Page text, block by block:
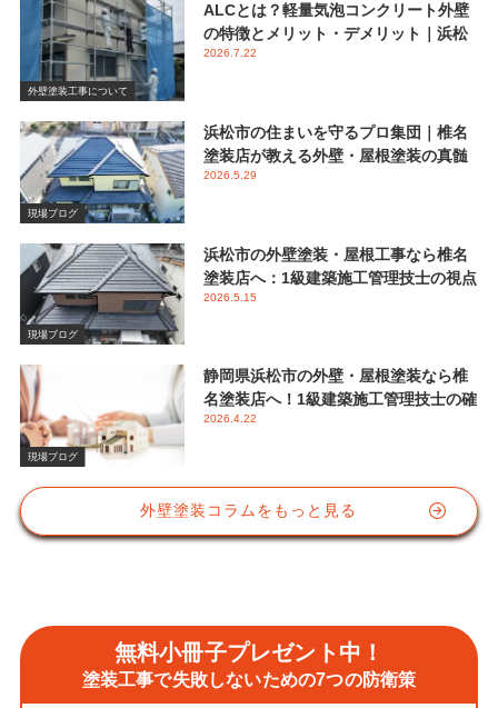
外壁塗装工事について
ALCとは？軽量気泡コンクリート外壁
の特徴とメリット・デメリット｜浜松
市 椎名塗装店
2026.7.22
現場ブログ
浜松市の住まいを守るプロ集団｜椎名
塗装店が教える外壁・屋根塗装の真髄
と失敗しない業者選び
2026.5.29
現場ブログ
浜松市の外壁塗装・屋根工事なら椎名
塗装店へ：1級建築施工管理技士の視点
で伝える後悔しないメンテナンス
2026.5.15
現場ブログ
静岡県浜松市の外壁・屋根塗装なら椎
名塗装店へ！1級建築施工管理技士の確
かな視点と屋根塗装におけるシリコン
2026.4.22
外壁塗装コラムをもっと見る
無料小冊子プレゼント中！
塗装工事で失敗しないための7つの防衛策